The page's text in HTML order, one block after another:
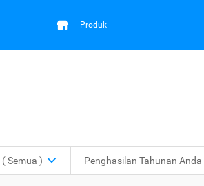
Produk
( Semua ) Penghasilan Tahunan Anda